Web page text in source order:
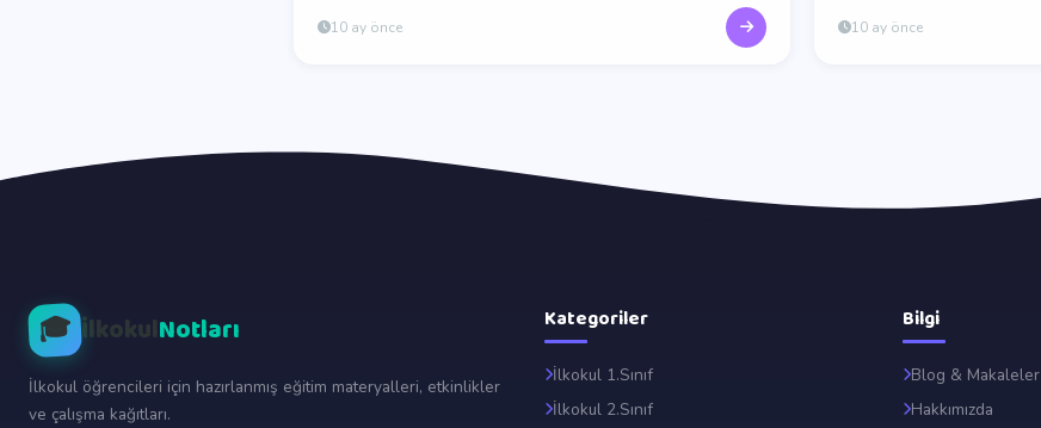
10 ay önce 10 ay önce
🎓 İlkokulNotları
İlkokul öğrencileri için hazırlanmış eğitim materyalleri, etkinlikler
ve çalışma kağıtları.
Kategoriler
İlkokul 1.Sınıf
İlkokul 2.Sınıf
Bilgi
Blog & Makaleler
Hakkımızda